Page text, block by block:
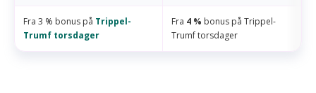
Fra 3 % bonus på Trippel-
Trumf torsdager
Fra 4 % bonus på Trippel-
Trumf torsdager